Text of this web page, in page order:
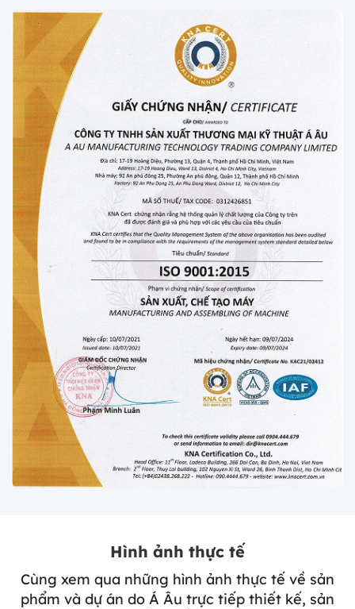
Hình ảnh thực tế
Cùng xem qua những hình ảnh thực tế về sản
phẩm và dự án do Á Âu trực tiếp thiết kế, sản